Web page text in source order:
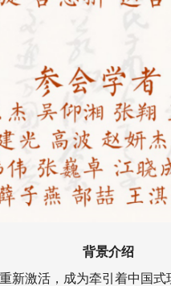
背景介绍
新激活，成为牵引着中国